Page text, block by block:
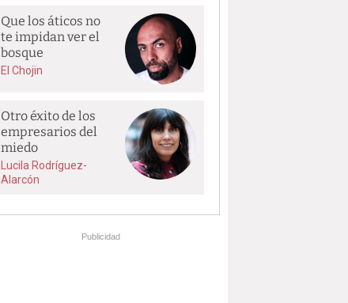
Que los áticos no
te impidan ver el
bosque
El Chojin
Otro éxito de los
empresarios del
miedo
Lucila Rodríguez-
Alarcón
Publicidad